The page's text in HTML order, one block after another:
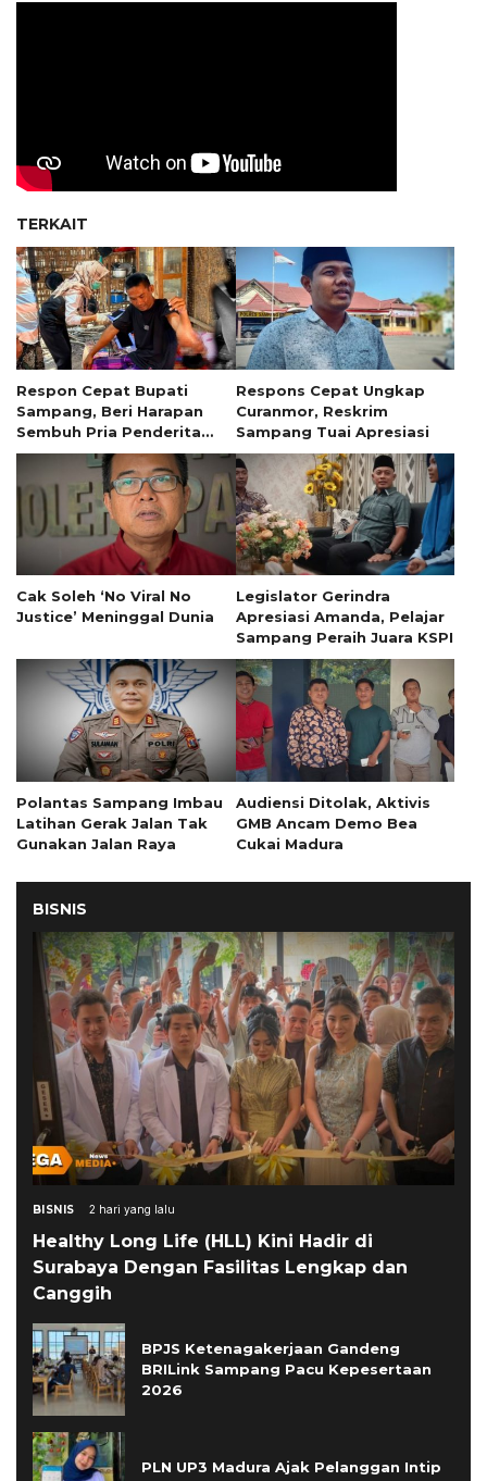
TERKAIT
Respon Cepat Bupati
Sampang, Beri Harapan
Sembuh Pria Penderita
Tumor 13 Tahun
Respons Cepat Ungkap
Curanmor, Reskrim
Sampang Tuai Apresiasi
Cak Soleh ‘No Viral No
Justice’ Meninggal Dunia
Legislator Gerindra
Apresiasi Amanda, Pelajar
Sampang Peraih Juara KSPI
Polantas Sampang Imbau
Latihan Gerak Jalan Tak
Gunakan Jalan Raya
Audiensi Ditolak, Aktivis
GMB Ancam Demo Bea
Cukai Madura
BISNIS
BISNIS 2 hari yang lalu
Healthy Long Life (HLL) Kini Hadir di
Surabaya Dengan Fasilitas Lengkap dan
Canggih
BPJS Ketenagakerjaan Gandeng
BRILink Sampang Pacu Kepesertaan
2026
PLN UP3 Madura Ajak Pelanggan Intip